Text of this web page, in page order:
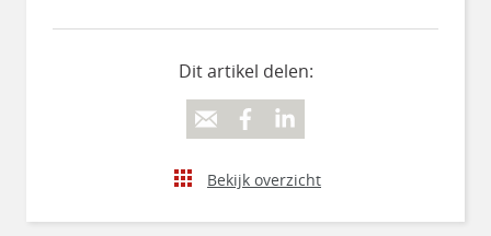
Dit artikel delen:
Bekijk overzicht